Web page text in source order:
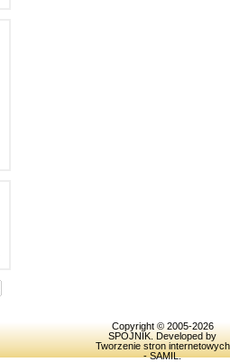
Copyright © 2005-2026
SPOJNIK . Developed by
Tworzenie stron internetowych
- SAMIL.